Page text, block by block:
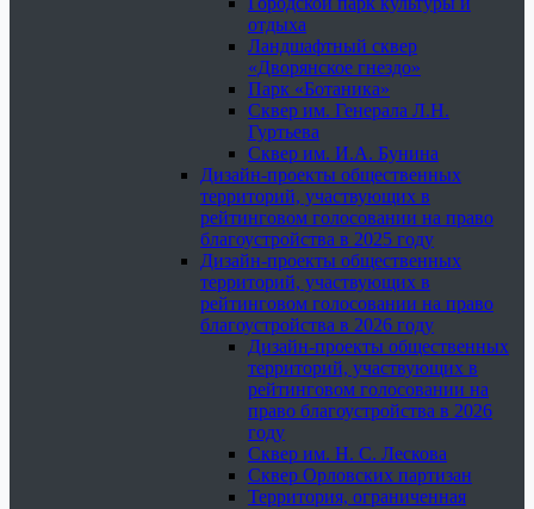
отдыха
Ландшафтный сквер
«Дворянское гнездо»
Парк «Ботаника»
Сквер им. Генерала Л.Н.
Гуртьева
Сквер им. И.А. Бунина
Дизайн-проекты общественных
территорий, участвующих в
рейтинговом голосовании на право
благоустройства в 2025 году
Дизайн-проекты общественных
территорий, участвующих в
рейтинговом голосовании на право
благоустройства в 2026 году
Дизайн-проекты общественных
территорий, участвующих в
рейтинговом голосовании на
право благоустройства в 2026
году
Сквер им. Н. С. Лескова
Сквер Орловских партизан
Территория, ограниченная